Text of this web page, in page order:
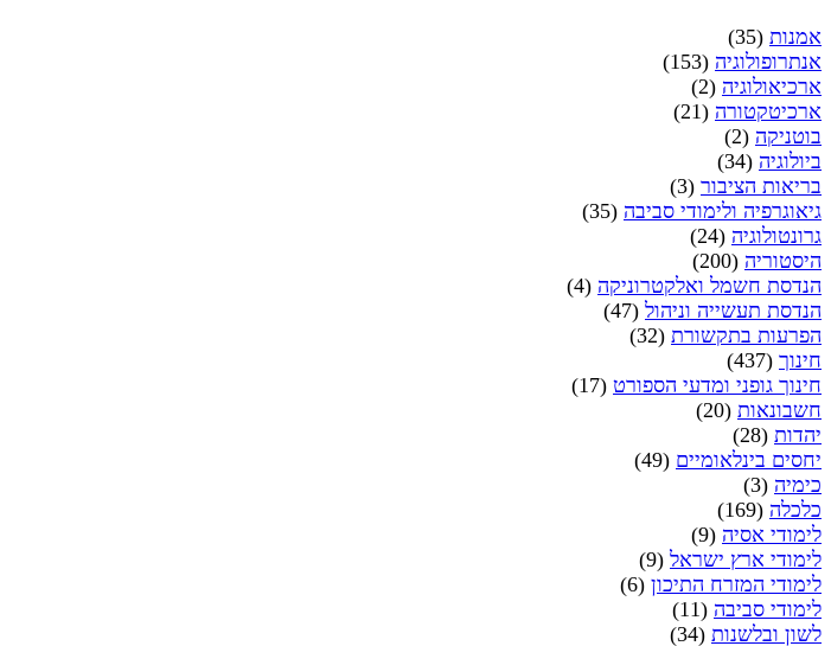
אמנות (35)
אנתרופולוגיה (153)
ארכיאולוגיה (2)
ארכיטקטורה (21)
בוטניקה (2)
ביולוגיה (34)
בריאות הציבור (3)
גיאוגרפיה ולימודי סביבה (35)
גרונטולוגיה (24)
היסטוריה (200)
הנדסת חשמל ואלקטרוניקה (4)
הנדסת תעשייה וניהול (47)
הפרעות בתקשורת (32)
חינוך (437)
חינוך גופני ומדעי הספורט (17)
חשבונאות (20)
יהדות (28)
יחסים בינלאומיים (49)
כימיה (3)
כלכלה (169)
לימודי אסיה (9)
לימודי ארץ ישראל (9)
לימודי המזרח התיכון (6)
לימודי סביבה (11)
לשון ובלשנות (34)